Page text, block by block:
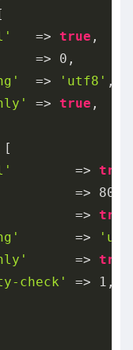
   =>
true ,
=>
0 ,
  =>
'utf8' ,
=> true ,
[
        =>
true
=>
80
=>
true
       =>
      =>
true
check'
=> 1 ,